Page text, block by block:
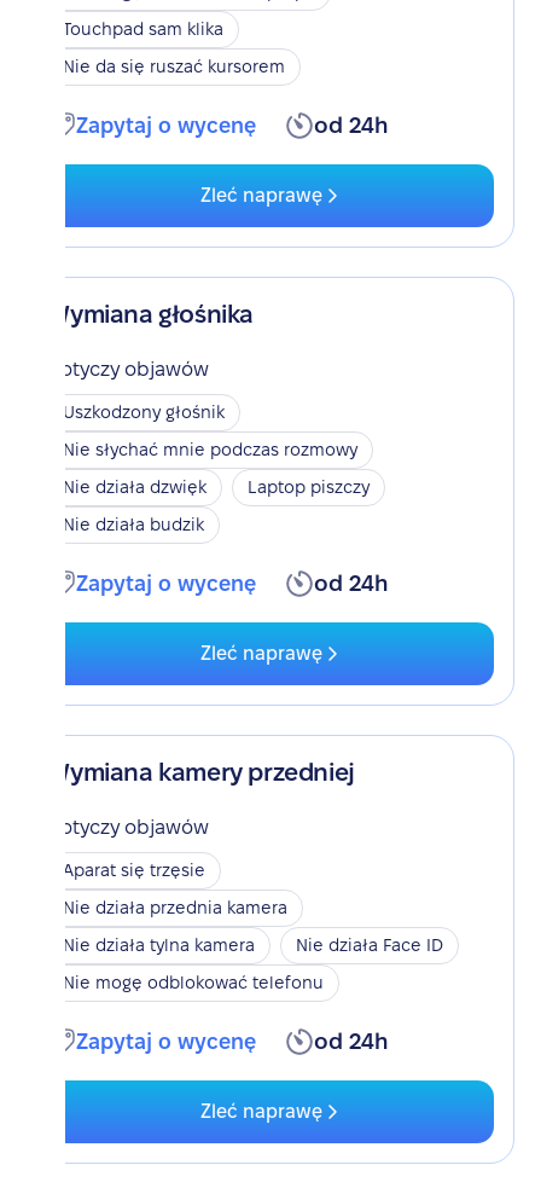
Touchpad sam klika
Nie da się ruszać kursorem
Zapytaj o wycenę od 24h
Zleć naprawę
Wymiana głośnika
Dotyczy objawów
Uszkodzony głośnik
Nie słychać mnie podczas rozmowy
Nie działa dzwięk
Laptop piszczy
Nie działa budzik
Zapytaj o wycenę od 24h
Zleć naprawę
Wymiana kamery przedniej
Dotyczy objawów
Aparat się trzęsie
Nie działa przednia kamera
Nie działa tylna kamera
Nie działa Face ID
Nie mogę odblokować telefonu
Zapytaj o wycenę od 24h
Zleć naprawę